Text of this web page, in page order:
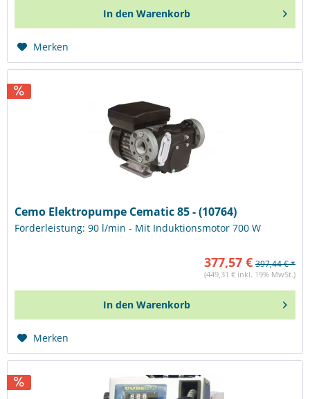
In den Warenkorb
Merken
Cemo Elektropumpe Cematic 85 - (10764)
Förderleistung: 90 l/min - Mit Induktionsmotor 700 W
377,57 € 397,44 € *
(449,31 € inkl. 19% MwSt.)
In den Warenkorb
Merken